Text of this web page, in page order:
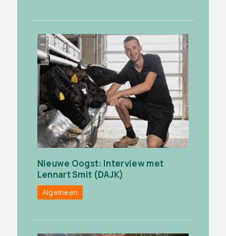
Nieuwe Oogst: Interview met
Lennart Smit (DAJK)
Algemeen